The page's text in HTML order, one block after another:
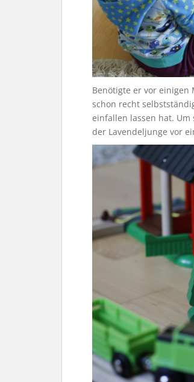
Benötigte er vor
schon recht
einfallen lassen hat.
der Lavendeljunge vor